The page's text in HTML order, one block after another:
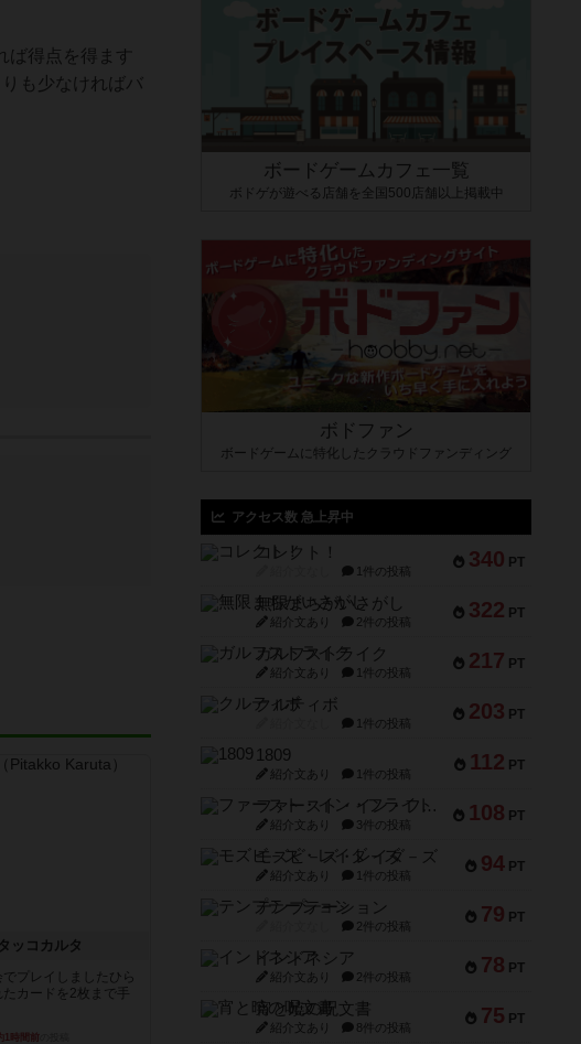
得点を得ます
も少なければバ
ッコカルタ
プレイしましたひら
カードを2枚まで手
1時間前
ボードゲームカフェ一覧
ボドゲが遊べる店舗を全国500店舗以上掲載中
ボドファン
ボードゲームに特化したクラウドファンディング
アクセス数 急上昇中
340 PT
コレクト！
1件の投稿
322 PT
無限まちがいさがし
紹介文あり 2件の投稿
217 PT
ガルフストライク
紹介文あり 1件の投稿
203 PT
クルティボ
1件の投稿
112 PT
1809
紹介文あり 1件の投稿
108 PT
ファースト・イン・フライト
紹介文あり 3件の投稿
94 PT
モズビ－ズ・レイダ－ズ
紹介文あり 1件の投稿
79 PT
テンプテーション
2件の投稿
78 PT
インドネシア
紹介文あり 2件の投稿
75 PT
宵と暁の呪文書
紹介文あり 8件の投稿